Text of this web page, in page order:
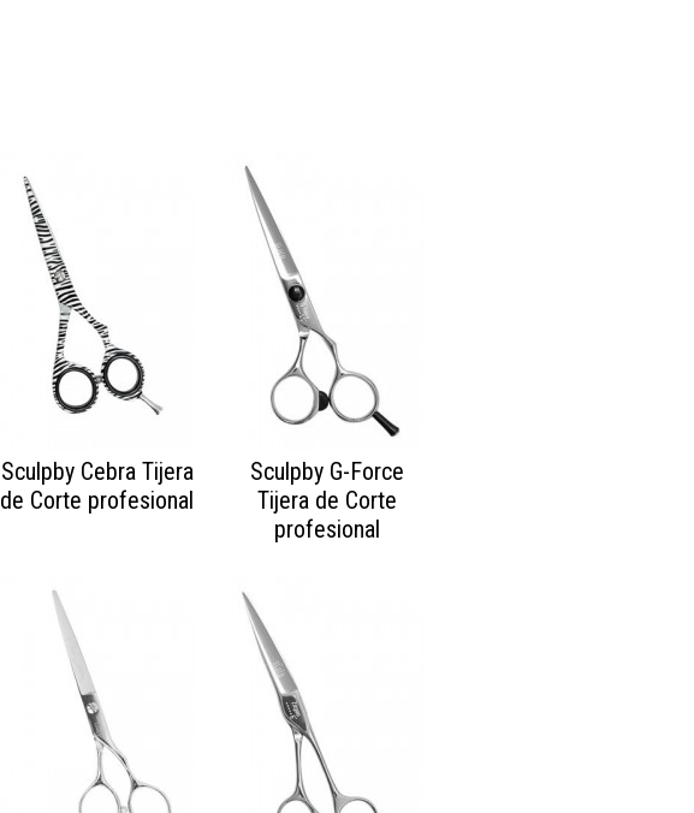
Sculpby Cebra Tijera
de Corte profesional
Sculpby G-Force
Tijera de Corte
profesional